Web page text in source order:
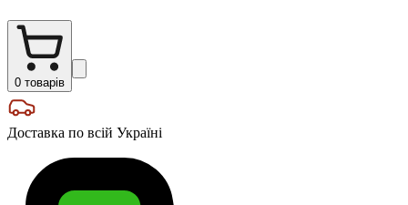
0 товарів
Доставка по всій Україні